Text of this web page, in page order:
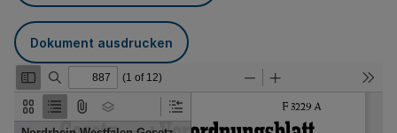
Dokument ausdrucken